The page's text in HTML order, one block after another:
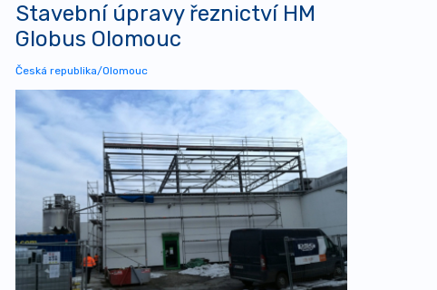
Stavební úpravy řeznictví HM
Globus Olomouc
Česká republika/Olomouc